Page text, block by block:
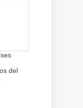
del